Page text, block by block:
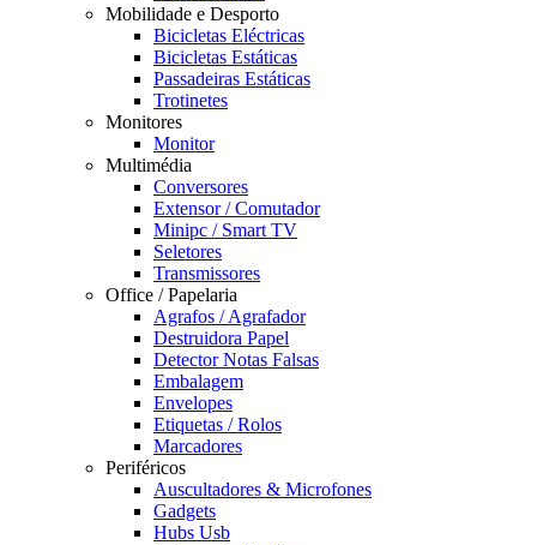
Mobilidade e Desporto
Bicicletas Eléctricas
Bicicletas Estáticas
Passadeiras Estáticas
Trotinetes
Monitores
Monitor
Multimédia
Conversores
Extensor / Comutador
Minipc / Smart TV
Seletores
Transmissores
Office / Papelaria
Agrafos / Agrafador
Destruidora Papel
Detector Notas Falsas
Embalagem
Envelopes
Etiquetas / Rolos
Marcadores
Periféricos
Auscultadores & Microfones
Gadgets
Hubs Usb